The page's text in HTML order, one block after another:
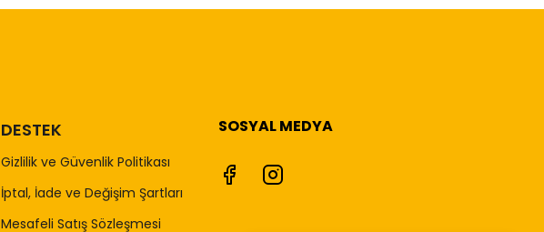
DESTEK
Gizlilik ve Güvenlik Politikası
İptal, İade ve Değişim Şartları
Mesafeli Satış Sözleşmesi
SOSYAL MEDYA